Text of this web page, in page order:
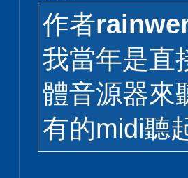
作者
我當年是直
體音源器來
有的midi聽